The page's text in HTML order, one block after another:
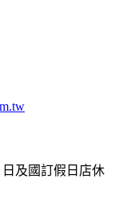
日及國訂假日店休